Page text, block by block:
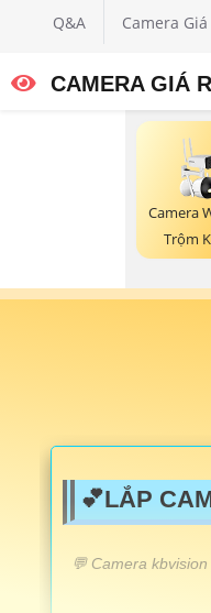
Q&A Camera
CAMERA GIÁ
Camera
Trộm
💕LẮP
️💬 Camera